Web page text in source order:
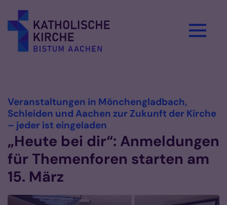
Veranstaltungen in Mönchengladbach,
Schleiden und Aachen zur Zukunft der Kirche
– jeder ist eingeladen
„Heute bei dir“: Anmeldungen
für Themenforen starten am
15. März